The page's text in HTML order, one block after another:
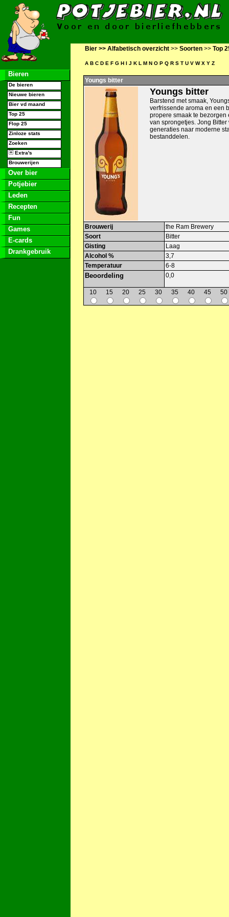
Bieren
De bieren
Nieuwe bieren
Bier vd maand
Top 25
Flop 25
Zinloze stats
Zoeken
Extra's
Brouwerijen
Over bier
Potjebier
Leden
Recepten
Fun
Games
E-cards
Drankgebruik
Bier >> Alfabetisch overzicht >> Soorten >> Top
A B C D E F G H I J K L M N O P Q R S T U V W X Y Z
Youngs bitter
Youngs bitter
Barstend met smaak,
verfrissende aroma en een
propere smaak te
van sprongetjes. Jong
generaties naar moderne
bestanddelen.
Brouwerij
the Ram Brewery
Soort
Bitter
Gisting
Laag
Alcohol %
3,7
Temperatuur
6-8
Beoordeling 0,0
10 15 20 25 30 35 40 45 50